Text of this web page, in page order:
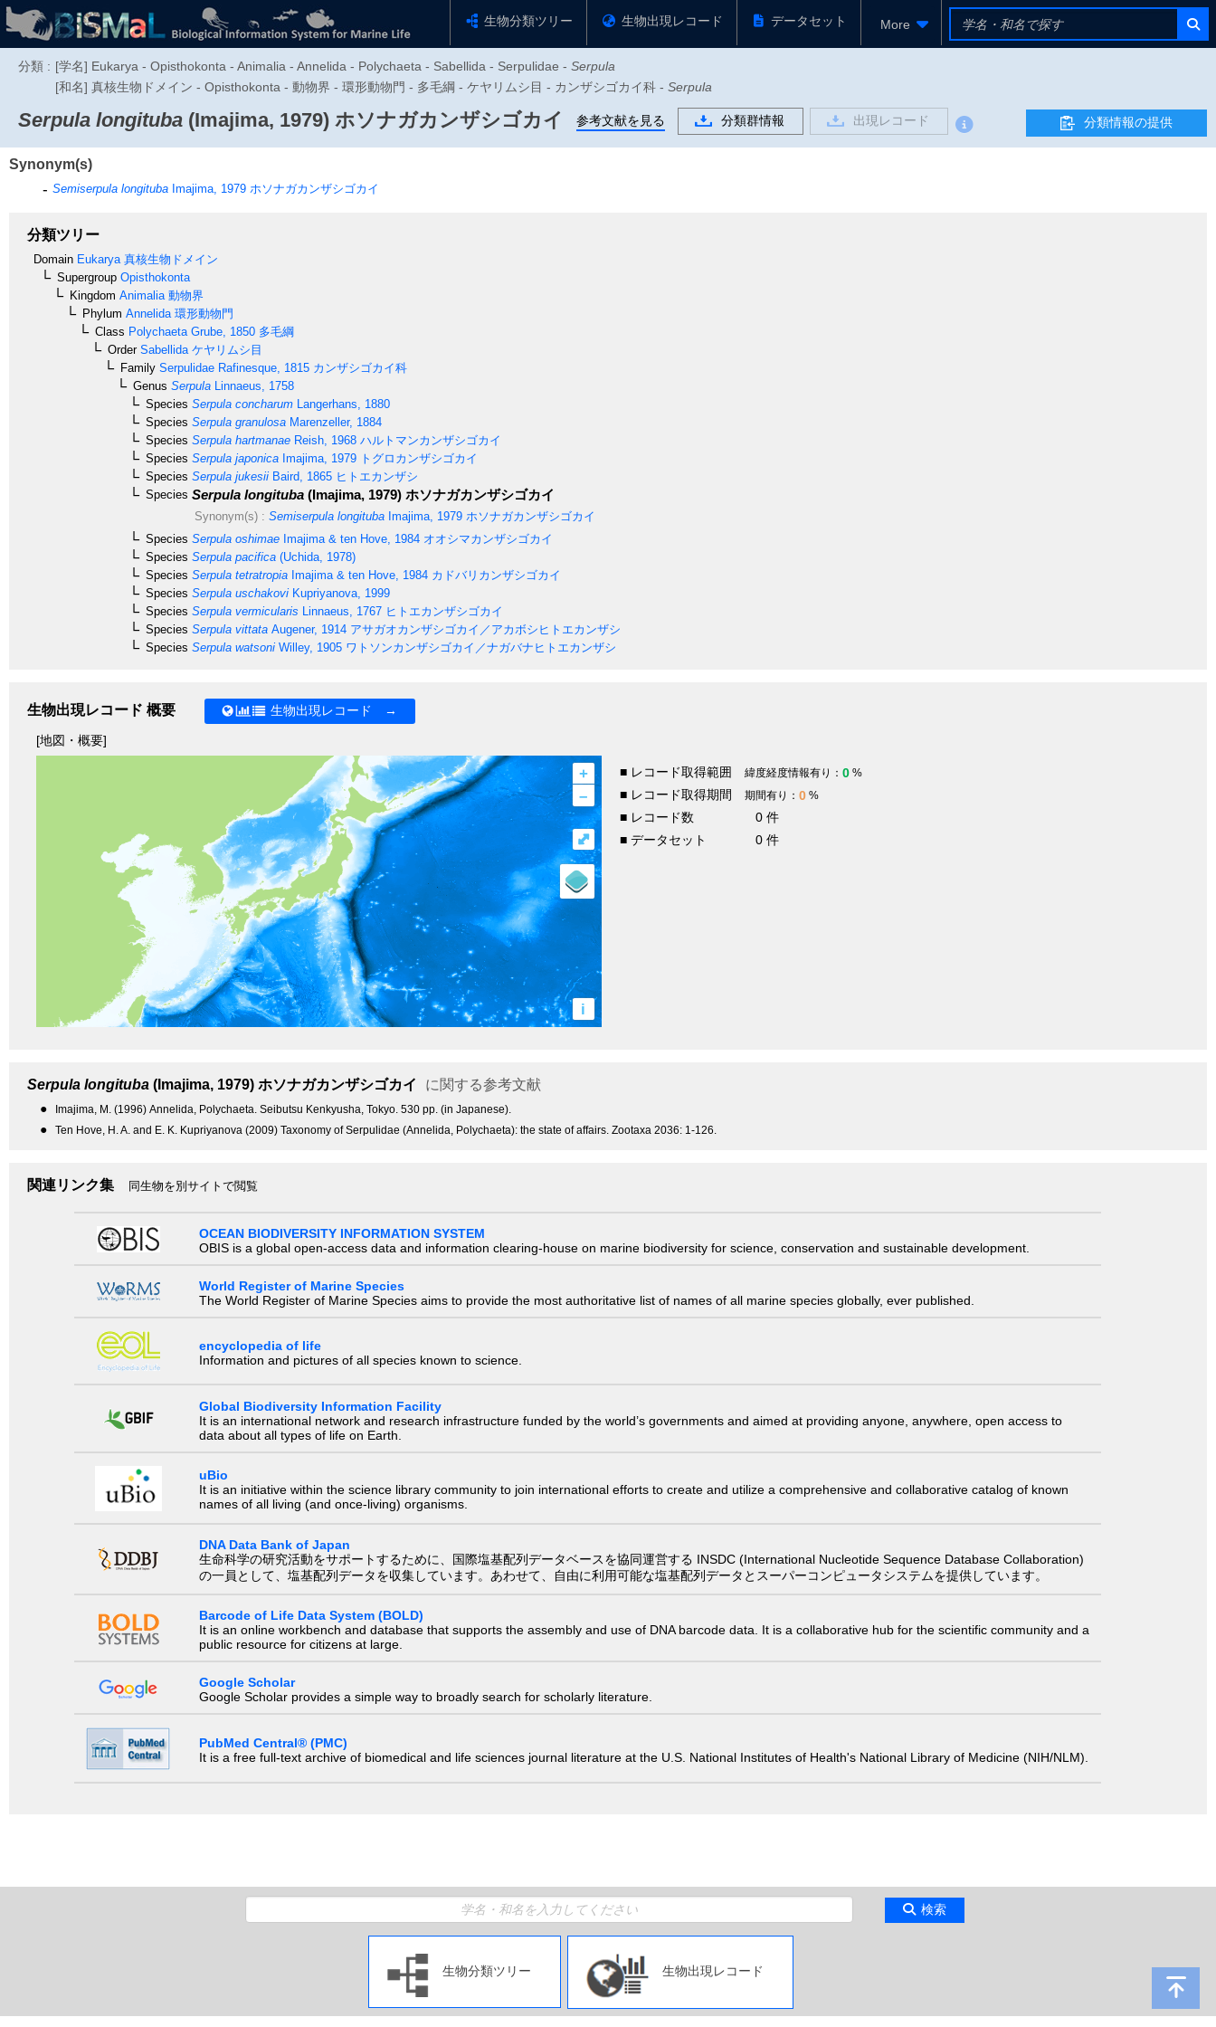
生物分類ツリー 生物出現レコード データセット More
分類 : [学名] Eukarya - Opisthokonta - Animalia - Annelida - Polychaeta - Sabellida - Serpulidae - Serpula
[和名] 真核生物ドメイン - Opisthokonta - 動物界 - 環形動物門 - 多毛綱 - ケヤリムシ目 - カンザシゴカイ科 - Serpula
Serpula longituba (Imajima, 1979) ホソナガカンザシゴカイ 参考文献を見る 分類群情報 出現レコード 分類情報の提供
Synonym(s)
Semiserpula longituba Imajima, 1979 ホソナガカンザシゴカイ
分類ツリー
Domain Eukarya 真核生物ドメイン
Supergroup Opisthokonta
Kingdom Animalia 動物界
Phylum Annelida 環形動物門
Class Polychaeta Grube, 1850 多毛綱
OrderSabellida ケヤリムシ目
Family Serpulidae Rafinesque, 1815 カンザシゴカイ科
Genus Serpula Linnaeus, 1758
Species Serpula concharum Langerhans, 1880
Species Serpula granulosa Marenzeller, 1884
Species Serpula hartmanae Reish, 1968 ハルトマンカンザシゴカイ
Species Serpula japonica Imajima, 1979 トグロカンザシゴカイ
Species Serpula jukesii Baird, 1865 ヒトエカンザシ
Species Serpula longituba (Imajima, 1979) ホソナガカンザシゴカイ
Synonym(s) : Semiserpula longitubaImajima, 1979ホソナガカンザシゴカイ
Species Serpula oshimae Imajima & ten Hove, 1984 オオシマカンザシゴカイ
Species Serpula pacifica (Uchida, 1978)
Species Serpula tetratropia Imajima & ten Hove, 1984 カドバリカンザシゴカイ
Species Serpula uschakovi Kupriyanova, 1999
Species Serpula vermicularis Linnaeus, 1767 ヒトエカンザシゴカイ
Species Serpula vittata Augener, 1914 アサガオカンザシゴカイ／アカボシヒトエカンザシ
Species Serpula watsoni Willey, 1905 ワトソンカンザシゴカイ／ナガバナヒトエカンザシ
生物出現レコード 概要 生物出現レコード →
[地図・概要]
+
–
i
⤢
■ レコード取得範囲 緯度経度情報有り： 0 %
■ レコード取得期間 期間有り： 0 %
■ レコード数
0 件
■ データセット
0 件
Serpula longituba (Imajima, 1979) ホソナガカンザシゴカイ に関する参考文献
● Imajima, M. (1996) Annelida, Polychaeta. Seibutsu Kenkyusha, Tokyo. 530 pp. (in Japanese).
● Ten Hove, H. A. and E. K. Kupriyanova (2009) Taxonomy of Serpulidae (Annelida, Polychaeta): the state of affairs. Zootaxa 2036: 1-126.
関連リンク集 同生物を別サイトで閲覧
OCEAN BIODIVERSITY INFORMATION SYSTEM
OBIS is a global open-access data and information clearing-house on marine biodiversity for science, conservation and sustainable development.
World Register of Marine Species
The World Register of Marine Species aims to provide the most authoritative list of names of all marine species globally, ever published.
encyclopedia of life
Information and pictures of all species known to science.
Global Biodiversity Information Facility
It is an international network and research infrastructure funded by the world’s governments and aimed at providing anyone, anywhere, open access to
data about all types of life on Earth.
uBio
It is an initiative within the science library community to join international efforts to create and utilize a comprehensive and collaborative catalog of known
names of all living (and once-living) organisms.
DNA Data Bank of Japan
生命科学の研究活動をサポートするために、国際塩基配列データベースを協同運営する INSDC (International Nucleotide Sequence Database Collaboration)
の一員として、塩基配列データを収集しています。あわせて、自由に利用可能な塩基配列データとスーパーコンピュータシステムを提供しています。
Barcode of Life Data System (BOLD)
It is an online workbench and database that supports the assembly and use of DNA barcode data. It is a collaborative hub for the scientific community and a
public resource for citizens at large.
Google Scholar
Google Scholar provides a simple way to broadly search for scholarly literature.
PubMed Central® (PMC)
It is a free full-text archive of biomedical and life sciences journal literature at the U.S. National Institutes of Health's National Library of Medicine (NIH/NLM).
検索
生物分類ツリー 生物出現レコード